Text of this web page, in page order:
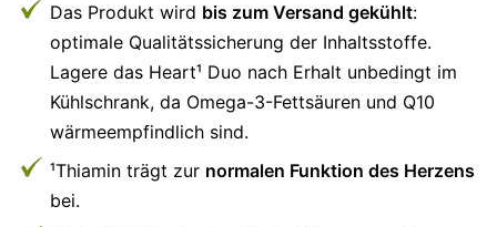
Das Produkt wird bis zum Versand gekühlt:
optimale Qualitätssicherung der Inhaltsstoffe.
Lagere das Heart¹ Duo nach Erhalt unbedingt im
Kühlschrank, da Omega-3-Fettsäuren und Q10
wärmeempfindlich sind.
¹Thiamin trägt zur normalen Funktion des Herzens
bei.